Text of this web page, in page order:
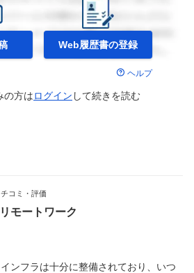
Web履歴書の登録
ヘルプ
の方はログイン して続きを読む
コミ・評価
モートワーク
ンフラは十分に整備されており、いつ